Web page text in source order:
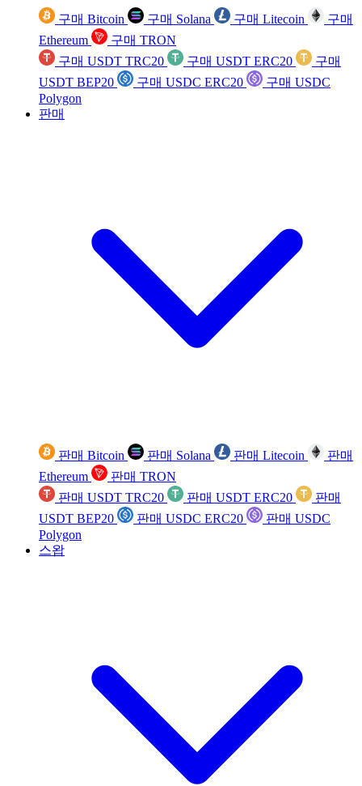
구매 Bitcoin 구매 Solana 구매 Litecoin
구매
Ethereum
구매 TRON
구매 USDT TRC20
구매 USDT ERC20
구매
USDT BEP20
구매 USDC ERC20
구매 USDC
Polygon
판매
판매 Bitcoin 판매 Solana 판매 Litecoin
판매
Ethereum
판매 TRON
판매 USDT TRC20
판매 USDT ERC20
판매
USDT BEP20
판매 USDC ERC20
판매 USDC
Polygon
스왑